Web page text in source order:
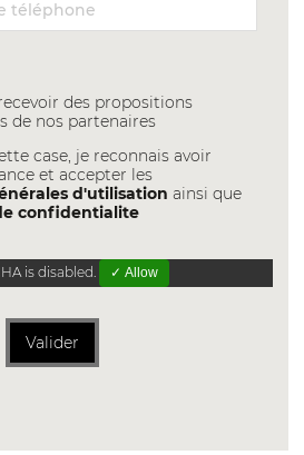
des propositions
de nos partenaires
case, je reconnais avoir
et accepter les
d'utilisation ainsi que
confidentialite
is disabled. ✓ Allow
Valider